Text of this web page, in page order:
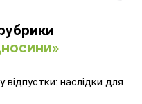
відпустки: наслідки для